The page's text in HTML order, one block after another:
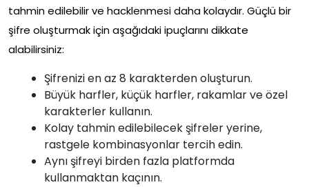
tahmin edilebilir ve hacklenmesi daha kolaydır. Güçlü bir
şifre oluşturmak için aşağıdaki ipuçlarını dikkate
alabilirsiniz:
Şifrenizi en az 8 karakterden oluşturun.
Büyük harfler, küçük harfler, rakamlar ve özel
karakterler kullanın.
Kolay tahmin edilebilecek şifreler yerine,
rastgele kombinasyonlar tercih edin.
Aynı şifreyi birden fazla platformda
kullanmaktan kaçının.